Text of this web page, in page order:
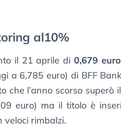
al10%
il 21 aprile di 0,679 euro
a 6,785 euro) di BFF
che l’anno scorso superò
euro) ma il titolo è
veloci rimbalzi.